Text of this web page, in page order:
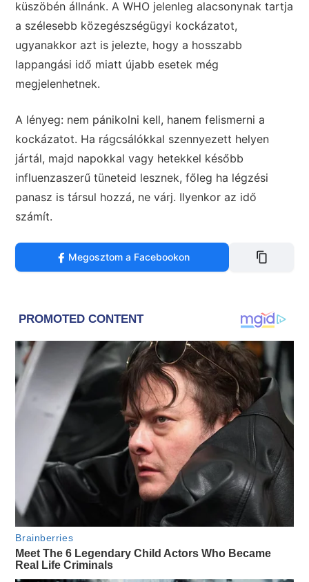
küszöbén állnánk. A WHO jelenleg alacsonynak tartja
a szélesebb közegészségügyi kockázatot,
ugyanakkor azt is jelezte, hogy a hosszabb
lappangási idő miatt újabb esetek még
megjelenhetnek.
A lényeg: nem pánikolni kell, hanem felismerni a
kockázatot. Ha rágcsálókkal szennyezett helyen
jártál, majd napokkal vagy hetekkel később
influenzaszerű tüneteid lesznek, főleg ha légzési
panasz is társul hozzá, ne várj. Ilyenkor az idő
számít.
Megosztom a Facebookon